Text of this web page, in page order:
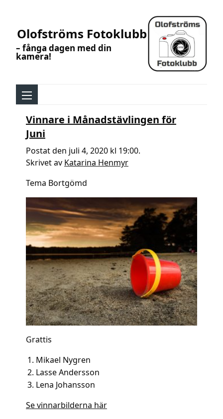
Olofströms Fotoklubb
– fånga dagen med din
kamera!
Vinnare i Månadstävlingen för
Juni
Postat den juli 4, 2020 kl 19:00.
Skrivet av Katarina Henmyr
Tema Bortgömd
Grattis
Mikael Nygren
Lasse Andersson
Lena Johansson
Se vinnarbilderna här